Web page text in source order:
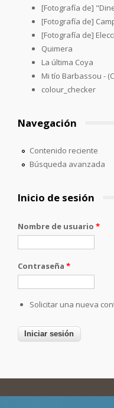
[Fotografía de]
[Fotografía de]
[Fotografía de]
Quimera
La última Coya
Mi tío Barbassou -
colour_checker
Navegación
Contenido reciente
Búsqueda avanzada
Inicio de sesión
Nombre de usuario *
Contraseña *
Solicitar una nueva